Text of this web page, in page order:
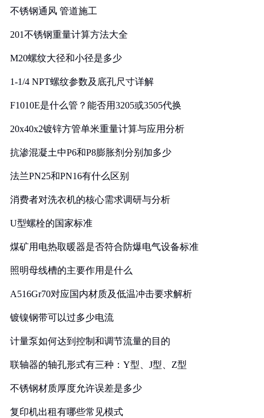
不锈钢通风 管道施工
201不锈钢重量计算方法大全
M20螺纹大径和小径是多少
1-1/4 NPT螺纹参数及底孔尺寸详解
F1010E是什么管？能否用3205或3505代换
20x40x2镀锌方管单米重量计算与应用分析
抗渗混凝土中P6和P8膨胀剂分别加多少
法兰PN25和PN16有什么区别
消费者对洗衣机的核心需求调研与分析
U型螺栓的国家标准
煤矿用电热取暖器是否符合防爆电气设备标准
照明母线槽的主要作用是什么
A516Gr70对应国内材质及低温冲击要求解析
镀镍钢带可以过多少电流
计量泵如何达到控制和调节流量的目的
联轴器的轴孔形式有三种：Y型、J型、Z型
不锈钢材质厚度允许误差是多少
复印机出租有哪些常见模式